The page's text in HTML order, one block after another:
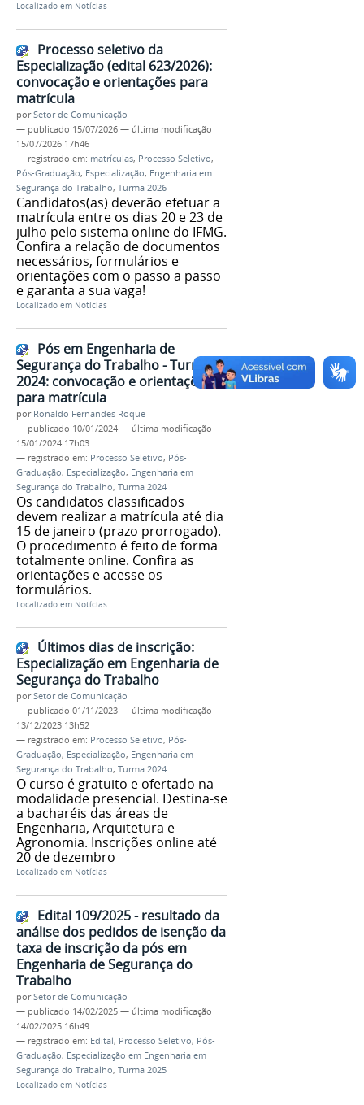
Localizado em Notícias
Processo seletivo da
Especialização (edital 623/2026):
convocação e orientações para
matrícula
porSetor de Comunicação
— publicado 15/07/2026 — última modificação
15/07/2026 17h46
— registrado em: matrículas, Processo Seletivo,
Pós-Graduação, Especialização, Engenharia em
Segurança do Trabalho, Turma 2026
Candidatos(as) deverão efetuar a
matrícula entre os dias 20 e 23 de
julho pelo sistema online do IFMG.
Confira a relação de documentos
necessários, formulários e
orientações com o passo a passo
e garanta a sua vaga!
Localizado em Notícias
Pós em Engenharia de
Segurança do Trabalho - Turma
2024: convocação e orientações
para matrícula
por Ronaldo Fernandes Roque
— publicado 10/01/2024 — última modificação
15/01/2024 17h03
— registrado em: Processo Seletivo, Pós-
Graduação, Especialização, Engenharia em
Segurança do Trabalho, Turma 2024
Os candidatos classificados
devem realizar a matrícula até dia
15 de janeiro (prazo prorrogado).
O procedimento é feito de forma
totalmente online. Confira as
orientações e acesse os
formulários.
Localizado em Notícias
Últimos dias de inscrição:
Especialização em Engenharia de
Segurança do Trabalho
porSetor de Comunicação
— publicado 01/11/2023 — última modificação
13/12/2023 13h52
— registrado em: Processo Seletivo, Pós-
Graduação, Especialização, Engenharia em
Segurança do Trabalho, Turma 2024
O curso é gratuito e ofertado na
modalidade presencial. Destina-se
a bacharéis das áreas de
Engenharia, Arquitetura e
Agronomia. Inscrições online até
20 de dezembro
Localizado em Notícias
Edital 109/2025 - resultado da
análise dos pedidos de isenção da
taxa de inscrição da pós em
Engenharia de Segurança do
Trabalho
porSetor de Comunicação
— publicado 14/02/2025 — última modificação
14/02/2025 16h49
— registrado em: Edital, Processo Seletivo, Pós-
Graduação, Especialização em Engenharia em
Segurança do Trabalho, Turma 2025
Localizado em Notícias